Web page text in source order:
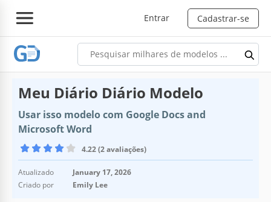
Entrar Cadastrar-se
Meu Diário Diário Modelo
Usar isso modelo com Google Docs and
Microsoft Word
4.22 (2 avaliações)
Atualizado
January 17, 2026
Criado por
Emily Lee